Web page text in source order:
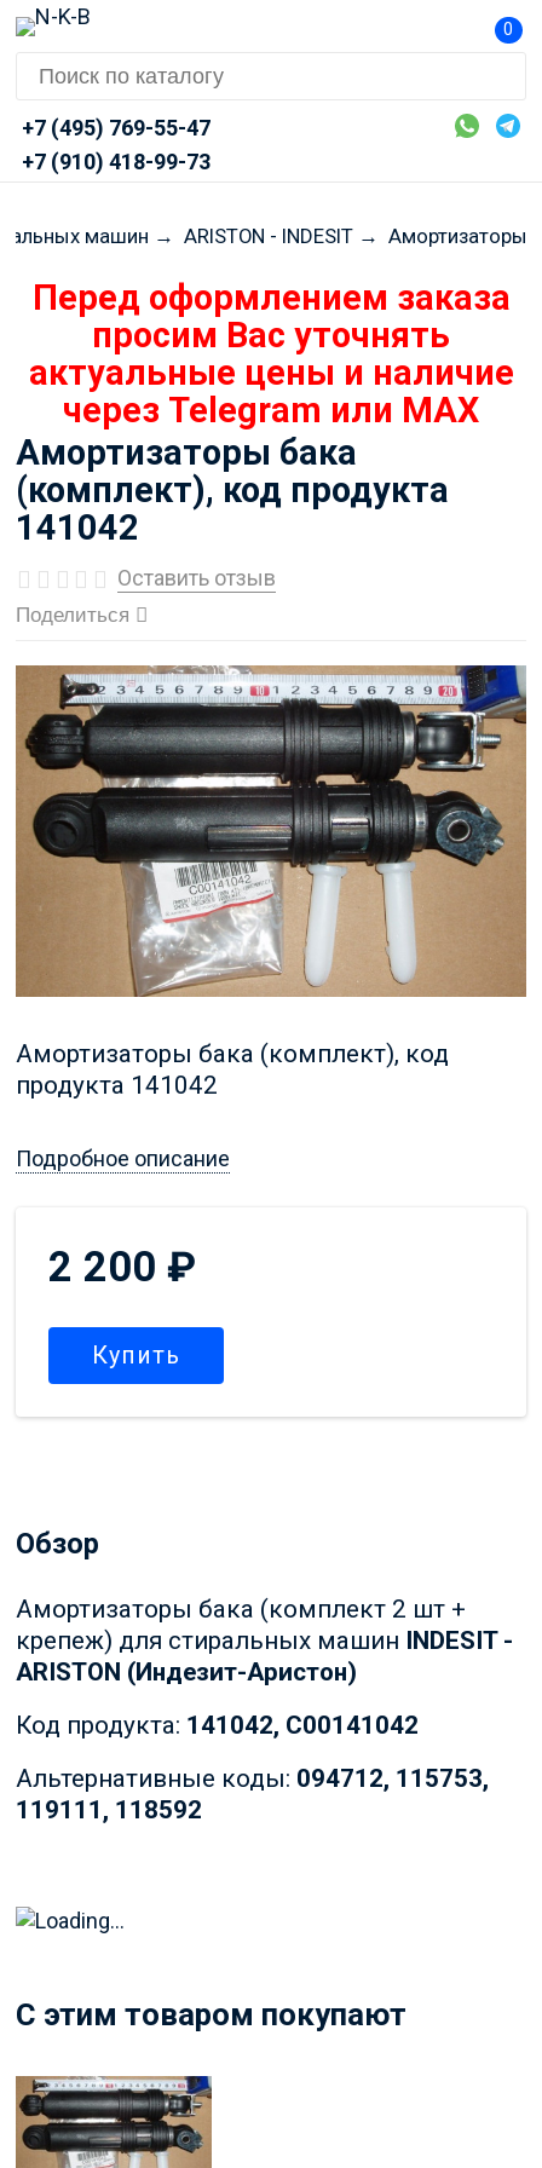
0
+7 (495) 769-55-47
+7 (910) 418-99-73
машин → ARISTON - INDESIT→ Амортизаторы
Перед оформлением заказа
просим Вас уточнять
актуальные цены и наличие
через Telegram или MAX
Амортизаторы бака
(комплект), код продукта
141042
Оставить отзыв
Поделиться
Амортизаторы бака (комплект), код
продукта 141042
Подробное описание
2 200 ₽
Купить
Обзор
Амортизаторы бака (комплект 2 шт +
крепеж) для стиральных машин INDESIT -
ARISTON (Индезит-Аристон)
Код продукта: 141042, C00141042
Альтернативные коды: 094712, 115753,
119111, 118592
C этим товаром покупают